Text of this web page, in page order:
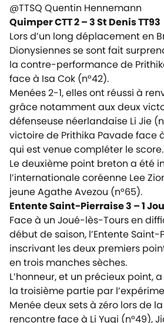
@TTSQ Quentin Hennemann
Quimper CTT 2 – 3 St Denis TT93
Lors d’un long déplacement en
Dionysiennes se sont fait
la contre-performance de
face à Isa Cok (n°42).
Menées 2-1, elles ont réussi à
grâce notamment aux deux
défenseuse néerlandaise Li Jie
victoire de Prithika Pavade face
qui est venue compléter le score.
Le deuxième point breton a été
l’internationale coréenne Lee
jeune Agathe Avezou (n°65).
Entente Saint-Pierraise 3 – 1
Face à un Joué-lès-Tours en
début de saison, l’Entente
inscrivant les deux premiers
en trois manches sèches.
L’honneur, et un précieux point,
la troisième partie par
Menée deux sets à zéro lors de
rencontre face à Li Yuqi (n°49),